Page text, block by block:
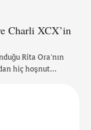
Charli XCX’in
Rita Ora'nın
hiç hoşnut
Kiyoko,
sözler"
yayınladı.